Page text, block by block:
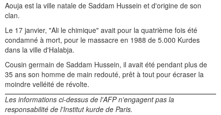
Aouja est la ville natale de Saddam Hussein et d'origine de son
clan.
Le 17 janvier, "Ali le chimique" avait pour la quatrième fois été
condamné à mort, pour le massacre en 1988 de 5.000 Kurdes
dans la ville d'Halabja.
Cousin germain de Saddam Hussein, il avait été pendant plus de
35 ans son homme de main redouté, prêt à tout pour écraser la
moindre velléité de révolte.
Les informations ci-dessus de l'AFP n'engagent pas la
responsabilité de l'Institut kurde de Paris.